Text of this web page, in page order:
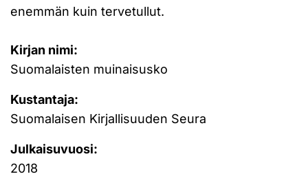
enemmän kuin tervetullut.
Kirjan nimi:
Suomalaisten muinaisusko
Kustantaja:
Suomalaisen Kirjallisuuden Seura
Julkaisuvuosi:
2018